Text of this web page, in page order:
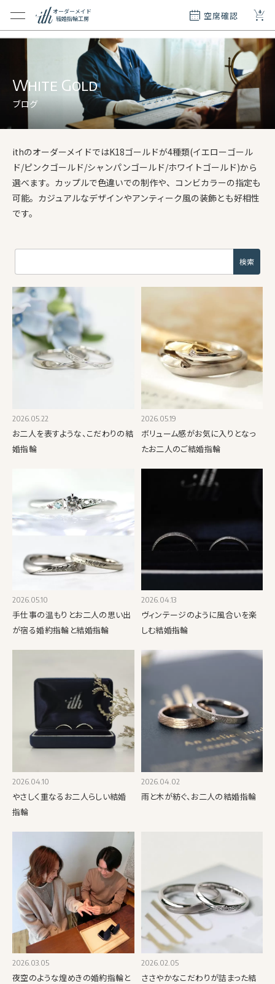
オーダーメイド
結婚指輪工房
空席確認 +
ション
メイド
リー
問
ブログ
White Gold
ithのオーダーメイドではK18ゴールドが4種類(イエローゴール
ド/ピンクゴールド/シャンパンゴールド/ホワイトゴールド)から
選べます。カップルで色違いでの制作や、コンビカラーの指定も
可能。カジュアルなデザインやアンティーク風の装飾とも好相性
です。
2026.05.22
お二人を表すような、こだわりの結
婚指輪
2026.05.19
ボリューム感がお気に入りとなっ
たお二人のご結婚指輪
2026.05.10
手仕事の温もりとお二人の思い出
が宿る婚約指輪と結婚指輪
2026.04.13
ヴィンテージのように風合いを楽
しむ結婚指輪
2026.04.10
やさしく重なるお二人らしい結婚
指輪
2026.04.02
雨と木が紡ぐ、お二人の結婚指輪
2026.03.05
夜空のような煌めきの婚約指輪と
2026.02.05
ささやかなこだわりが詰まった結